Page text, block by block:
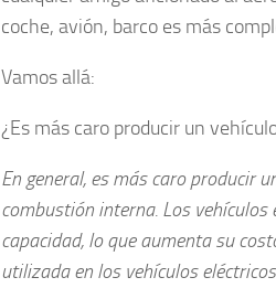
coche, avión, barco es más
Vamos allá:
¿Es más caro producir un
En general, es más caro producir
combustión interna. Los
capacidad, lo que aumenta su
utilizada en los vehículos